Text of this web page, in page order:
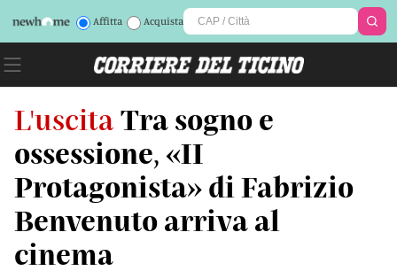
Affitta Acquista
L'uscita Tra sogno e
ossessione, «II
Protagonista» di Fabrizio
Benvenuto arriva al
cinema